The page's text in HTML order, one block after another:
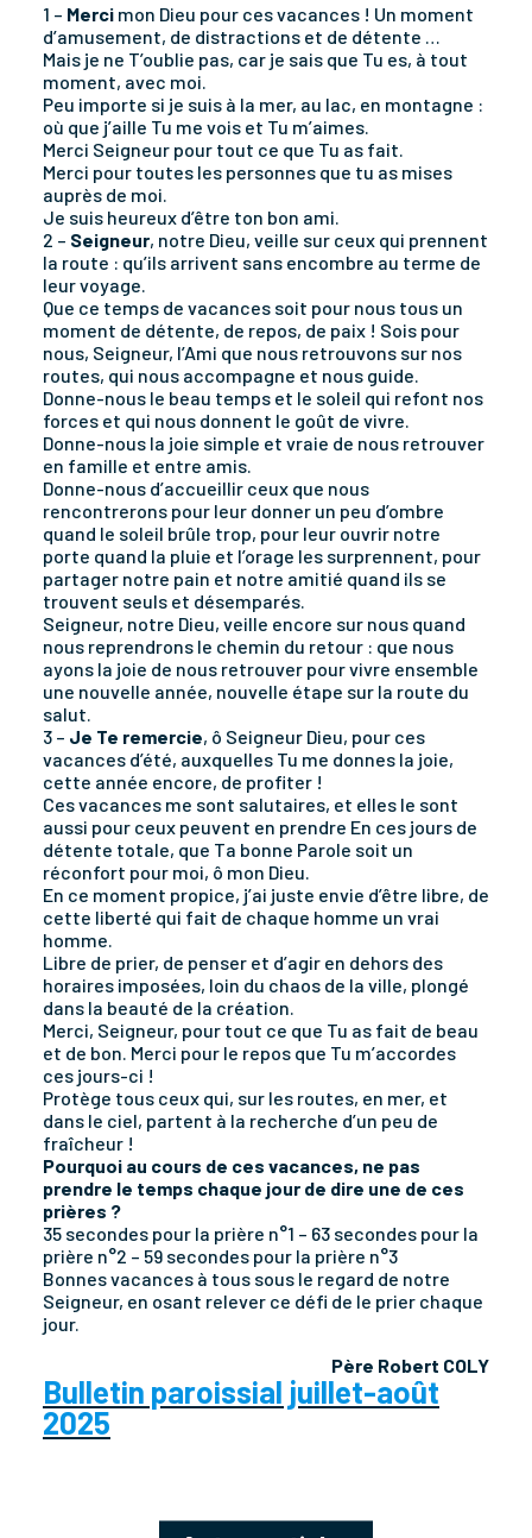
1 – Merci mon Dieu pour ces vacances ! Un moment
d’amusement, de distractions et de détente …
Mais je ne T’oublie pas, car je sais que Tu es, à tout
moment, avec moi.
Peu importe si je suis à la mer, au lac, en montagne :
où que j’aille Tu me vois et Tu m’aimes.
Merci Seigneur pour tout ce que Tu as fait.
Merci pour toutes les personnes que tu as mises
auprès de moi.
Je suis heureux d’être ton bon ami.
2 – Seigneur, notre Dieu, veille sur ceux qui prennent
la route : qu’ils arrivent sans encombre au terme de
leur voyage.
Que ce temps de vacances soit pour nous tous un
moment de détente, de repos, de paix ! Sois pour
nous, Seigneur, l’Ami que nous retrouvons sur nos
routes, qui nous accompagne et nous guide.
Donne-nous le beau temps et le soleil qui refont nos
forces et qui nous donnent le goût de vivre.
Donne-nous la joie simple et vraie de nous retrouver
en famille et entre amis.
Donne-nous d’accueillir ceux que nous
rencontrerons pour leur donner un peu d’ombre
quand le soleil brûle trop, pour leur ouvrir notre
porte quand la pluie et l’orage les surprennent, pour
partager notre pain et notre amitié quand ils se
trouvent seuls et désemparés.
Seigneur, notre Dieu, veille encore sur nous quand
nous reprendrons le chemin du retour : que nous
ayons la joie de nous retrouver pour vivre ensemble
une nouvelle année, nouvelle étape sur la route du
salut.
3 – Je Te remercie, ô Seigneur Dieu, pour ces
vacances d’été, auxquelles Tu me donnes la joie,
cette année encore, de profiter !
Ces vacances me sont salutaires, et elles le sont
aussi pour ceux peuvent en prendre En ces jours de
détente totale, que Ta bonne Parole soit un
réconfort pour moi, ô mon Dieu.
En ce moment propice, j’ai juste envie d’être libre, de
cette liberté qui fait de chaque homme un vrai
homme.
Libre de prier, de penser et d’agir en dehors des
horaires imposées, loin du chaos de la ville, plongé
dans la beauté de la création.
Merci, Seigneur, pour tout ce que Tu as fait de beau
et de bon. Merci pour le repos que Tu m’accordes
ces jours-ci !
Protège tous ceux qui, sur les routes, en mer, et
dans le ciel, partent à la recherche d’un peu de
fraîcheur !
Pourquoi au cours de ces vacances, ne pas
prendre le temps chaque jour de dire une de ces
prières ?
35 secondes pour la prière n°1 – 63 secondes pour la
prière n°2 – 59 secondes pour la prière n°3
Bonnes vacances à tous sous le regard de notre
Seigneur, en osant relever ce défi de le prier chaque
jour.
Père Robert COLY
Bulletin paroissial juillet-août
2025